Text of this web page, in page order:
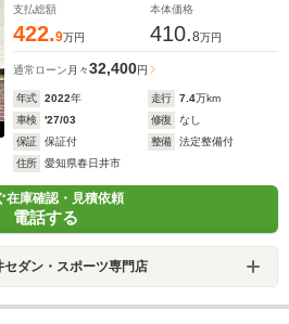
支払総額
422.9万円
本体価格
410.8万円
通常ローン 月々32,400円
年式 2022年 走行 7.4万km
車検
'27/03 修復
なし
保証
保証付 整備
法定整備付
住所
愛知県春日井市
在庫確認・見積依頼
電話する
ダン・スポーツ専門店